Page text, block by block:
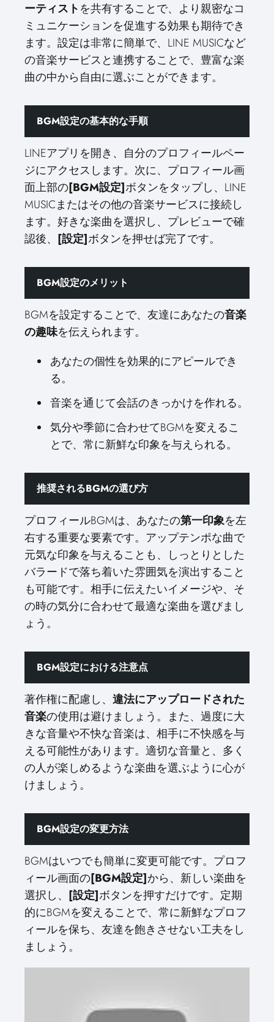
ーティストを共有することで、より親密なコ
ミュニケーションを促進する効果も期待でき
ます。設定は非常に簡単で、LINE MUSICなど
の音楽サービスと連携することで、豊富な楽
曲の中から自由に選ぶことができます。
BGM設定の基本的な手順
LINEアプリを開き、自分のプロフィールペー
ジにアクセスします。次に、プロフィール画
面上部の[BGM設定]ボタンをタップし、LINE
MUSICまたはその他の音楽サービスに接続し
ます。好きな楽曲を選択し、プレビューで確
認後、 [設定]ボタンを押せば完了です。
BGM設定のメリット
BGMを設定することで、友達にあなたの音楽
の趣味を伝えられます。
あなたの個性を効果的にアピールでき
る。
音楽を通じて会話のきっかけを作れる。
気分や季節に合わせてBGMを変えるこ
とで、常に新鮮な印象を与えられる。
推奨されるBGMの選び方
プロフィールBGMは、あなたの第一印象を左
右する重要な要素です。アップテンポな曲で
元気な印象を与えることも、しっとりとした
バラードで落ち着いた雰囲気を演出すること
も可能です。相手に伝えたいイメージや、そ
の時の気分に合わせて最適な楽曲を選びまし
ょう。
BGM設定における注意点
著作権に配慮し、 違法にアップロードされた
音楽の使用は避けましょう。また、過度に大
きな音量や不快な音楽は、相手に不快感を与
える可能性があります。適切な音量と、多く
の人が楽しめるような楽曲を選ぶように心が
けましょう。
BGM設定の変更方法
BGMはいつでも簡単に変更可能です。プロフ
ィール画面の[BGM設定]から、新しい楽曲を
選択し、 [設定]ボタンを押すだけです。定期
的にBGMを変えることで、常に新鮮なプロフ
ィールを保ち、友達を飽きさせない工夫をし
ましょう。